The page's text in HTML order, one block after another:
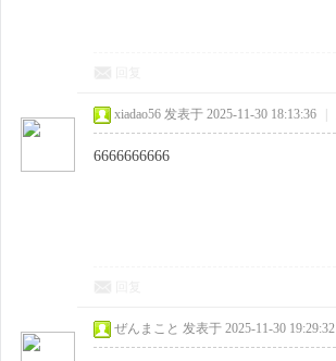
xiadao56 发表于 2025-11-30 18:13:36
6666666666
ぜんまこと 发表于 2025-11-30 19:29:32